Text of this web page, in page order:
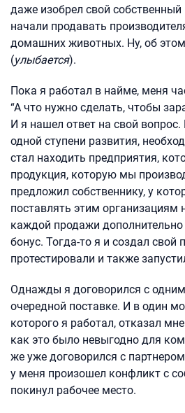
даже изобрел свой
начали продавать
домашних животных. Ну, об
(улыбается).
Пока я работал в найме, меня
“А что нужно сделать, чтобы
И я нашел ответ на свой
одной ступени развития,
стал находить предприятия,
продукция, которую мы
предложил собственнику, у
поставлять этим организациям
каждой продажи дополнительно
бонус. Тогда-то я и создал
протестировали и также
Однажды я договорился с
очередной поставке. И в один
которого я работал, отказал
как это было невыгодно для
же уже договорился с
у меня произошел конфликт с
покинул рабочее место.